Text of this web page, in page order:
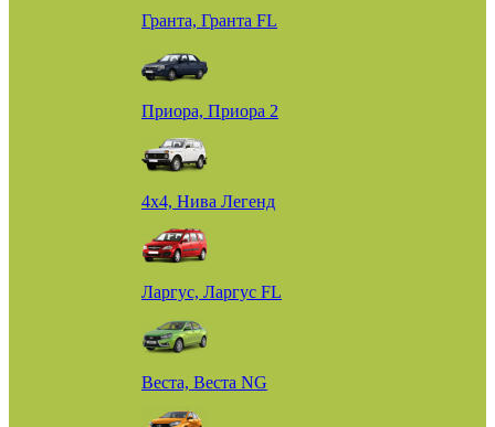
Гранта, Гранта FL
Приора, Приора 2
4х4, Нива Легенд
Ларгус, Ларгус FL
Веста, Веста NG